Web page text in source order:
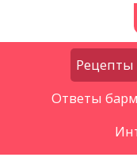
Рецепты
Ответы